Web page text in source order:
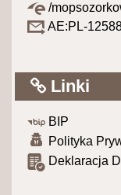
/
AE:PL-
Linki
BIP
Polityka
Deklaracja